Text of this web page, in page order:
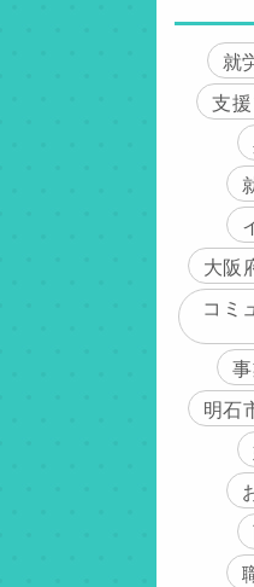
就
支
大阪
コミ
明石